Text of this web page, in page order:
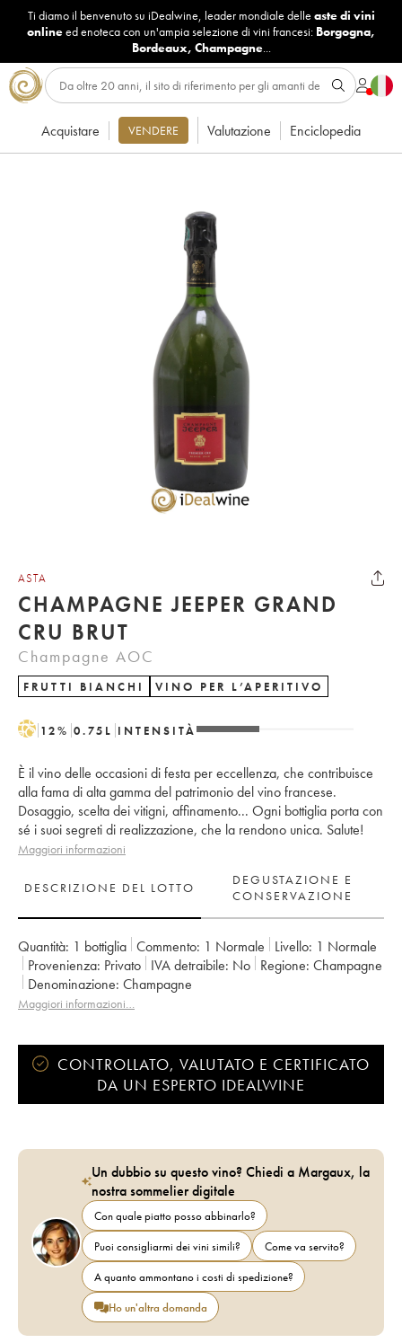
Ti diamo il benvenuto su iDealwine, leader mondiale delle aste di vini
onlineed enoteca con un'ampia selezione di vini francesi: Borgogna,
Bordeaux, Champagne...
Acquistare VENDERE Valutazione Enciclopedia
ASTA
CHAMPAGNE JEEPER GRAND
CRU BRUT
Champagne AOC
FRUTTI BIANCHI VINO PER L’APERITIVO
H 12% 0.75 L INTENSITÀ
È il vino delle occasioni di festa per eccellenza, che contribuisce
alla fama di alta gamma del patrimonio del vino francese.
Dosaggio, scelta dei vitigni, affinamento... Ogni bottiglia porta con
sé i suoi segreti di realizzazione, che la rendono unica. Salute!
Maggiori informazioni
DESCRIZIONE DEL LOTTO
DEGUSTAZIONE E
CONSERVAZIONE
Quantità: 1 bottiglia Commento: 1 Normale Livello: 1 Normale
Provenienza:
privato IVA detraibile: no Regione:
Champagne
Denominazione:
Champagne
Maggiori informazioni…
CONTROLLATO, VALUTATO E CERTIFICATO
DA UN ESPERTO IDEALWINE
Un dubbio su questo vino? Chiedi a Margaux, la
nostra sommelier digitale
Con quale piatto posso abbinarlo?
Puoi consigliarmi dei vini simili?
Come va servito?
A quanto ammontano i costi di spedizione?
Ho un'altra domanda